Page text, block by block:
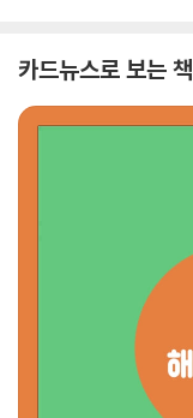
카드뉴스로 보는 책